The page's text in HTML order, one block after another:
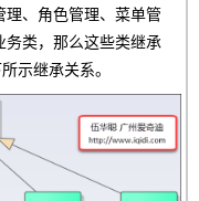
、角色管理、菜单管
类，那么这些类继承
示继承关系。